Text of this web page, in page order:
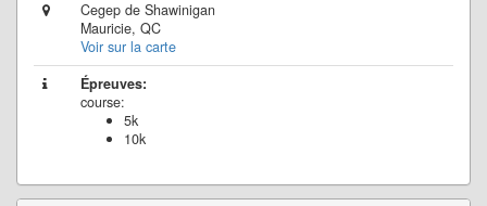
Cegep de Shawinigan
Mauricie, QC
Voir sur la carte
Épreuves:
course:
5k
10k